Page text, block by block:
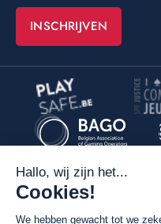
INSCHRIJVEN
©Poush